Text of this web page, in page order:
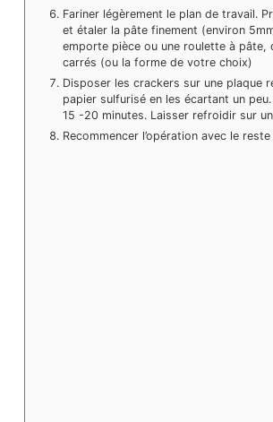
Fariner légèrement le plan de travail.
et étaler la pâte finement (environ
emporte pièce ou une roulette à pâte,
carrés (ou la forme de votre choix)
Disposer les crackers sur une plaque
papier sulfurisé en les écartant un
15 -20 minutes. Laisser refroidir sur
Recommencer l’opération avec le